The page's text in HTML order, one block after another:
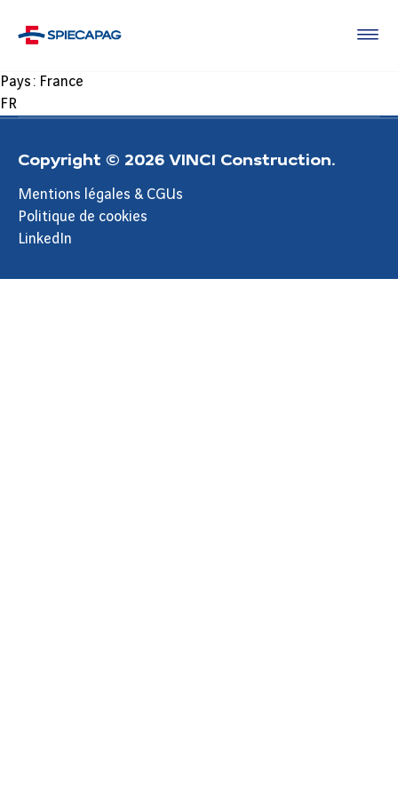
Pays : France
FR
Copyright © 2026 VINCI Construction.
Mentions légales & CGUs
Politique de cookies
LinkedIn